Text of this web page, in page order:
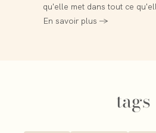
qu'elle met dans tout ce
En savoir plus →
tags